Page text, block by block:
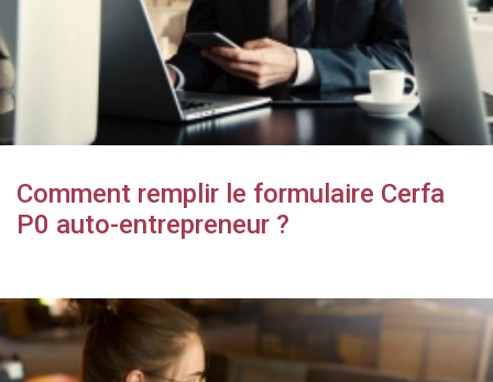
Comment remplir le formulaire Cerfa
P0 auto-entrepreneur ?